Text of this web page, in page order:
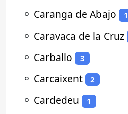
⚬ Caranga de Abajo 1
⚬ Caravaca de la Cruz
⚬ Carballo 3
⚬ Carcaixent 2
⚬ Cardedeu 1